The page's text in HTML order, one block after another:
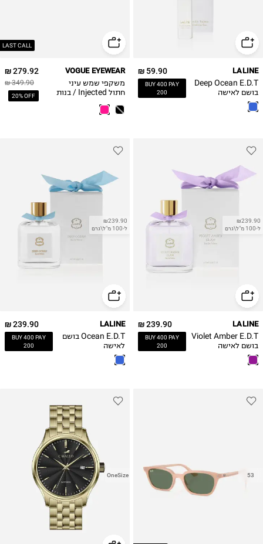
59.90 ₪
BUY 400 PAY
200
LALINE
Deep Ocean E.D.T
בושם לאישה
LAST CALL
279.92 ₪
349.90 ₪
20% OFF
VOGUE EYEWEAR
משקפי שמש עיני
חתול Injected / בנות
₪239.90
ל-100 מ"ל\גרם
239.90 ₪
BUY 400 PAY
200
LALINE
Violet Amber E.D.T
בושם לאישה
₪239.90
ל-100 מ"ל\גרם
239.90 ₪
BUY 400 PAY
200
LALINE
Ocean E.D.T בושם
לאישה
53
OneSize